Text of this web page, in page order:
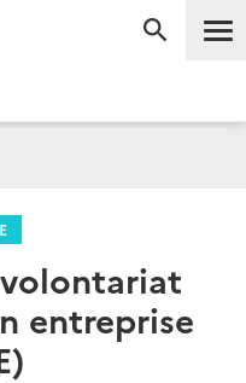
entreprise